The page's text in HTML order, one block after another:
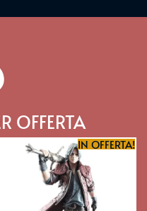
OFFERTA
IN OFFERTA!